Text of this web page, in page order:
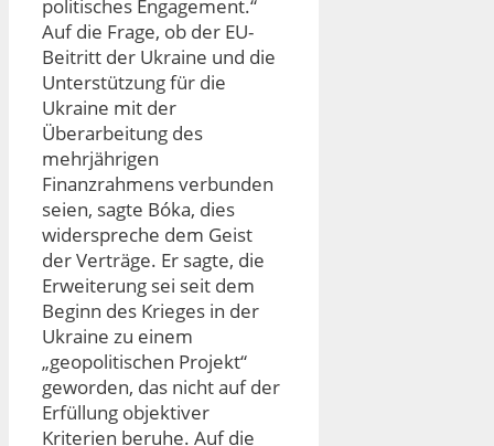
politisches Engagement.“
Auf die Frage, ob der EU-
Beitritt der Ukraine und die
Unterstützung für die
Ukraine mit der
Überarbeitung des
mehrjährigen
Finanzrahmens verbunden
seien, sagte Bóka, dies
widerspreche dem Geist
der Verträge. Er sagte, die
Erweiterung sei seit dem
Beginn des Krieges in der
Ukraine zu einem
„geopolitischen Projekt“
geworden, das nicht auf der
Erfüllung objektiver
Kriterien beruhe. Auf die